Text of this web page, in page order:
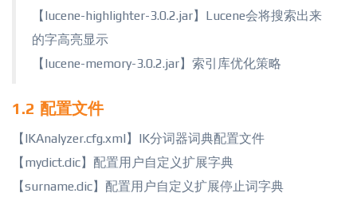
【lucene-highlighter-3.0.2.jar】Lucene会将搜索出来
的字高亮显示
【lucene-memory-3.0.2.jar】索引库优化策略
1.2 配置文件
【IKAnalyzer.cfg.xml】IK分词器词典配置文件
【mydict.dic】配置用户自定义扩展字典
【surname.dic】配置用户自定义扩展停止词字典